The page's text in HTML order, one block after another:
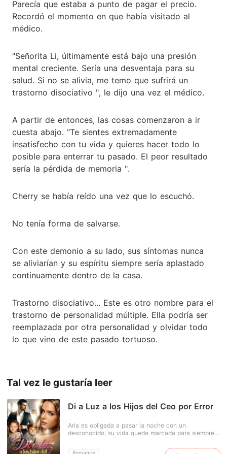
Parecía que estaba a punto de pagar el precio.
Recordó el momento en que había visitado al
médico.
"Señorita Li, últimamente está bajo una presión
mental creciente. Sería una desventaja para su
salud. Si no se alivia, me temo que sufrirá un
trastorno disociativo ", le dijo una vez el médico.
A partir de entonces, las cosas comenzaron a ir
cuesta abajo. "Te sientes extremadamente
insatisfecho con tu vida y quieres hacer todo lo
posible para enterrar tu pasado. El peor resultado
sería la pérdida de memoria ".
Cherry se había reído una vez que lo escuchó.
No tenía forma de salvarse.
Con este demonio a su lado, sus síntomas nunca
se aliviarían y su espíritu siempre sería aplastado
continuamente dentro de la casa.
Trastorno disociativo... Este es otro nombre para el
trastorno de personalidad múltiple. Ella podría ser
reemplazada por otra personalidad y olvidar todo
lo que vino de este pasado tortuoso.
Tal vez le gustaría leer
Di a Luz a los Hijos del Ceo por Error
Romance
Aria es obligada a pasar la noche con un
desconocido, su vida queda marcada para siempre.
embarazada y, al confesarlo, su novio la abandona